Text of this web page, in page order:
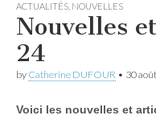
ACTUALITÉS NOUVELLES
Nouvelles
24
by Catherine DUFOUR • 30
Voici les nouvelles et